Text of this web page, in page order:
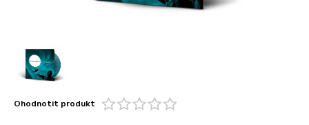
Ohodnotit produkt